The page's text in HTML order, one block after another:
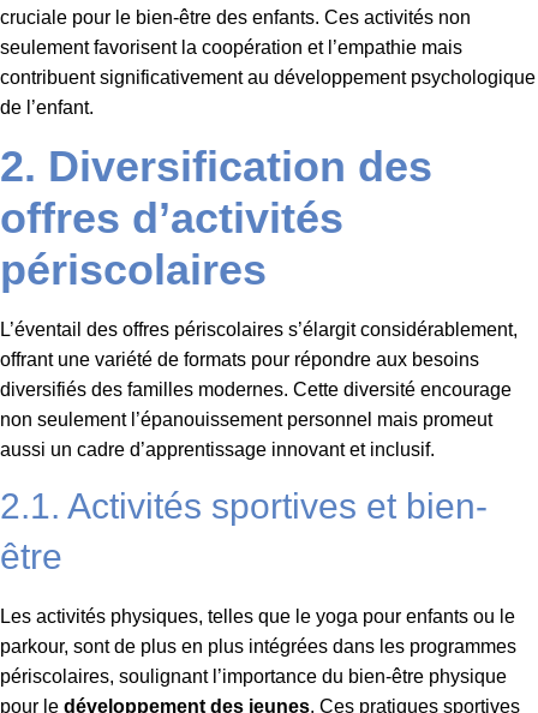
cruciale pour le bien-être des enfants. Ces activités non
seulement favorisent la coopération et l’empathie mais
contribuent significativement au développement psychologique
de l’enfant.
2. Diversification des
offres d’activités
périscolaires
L’éventail des offres périscolaires s’élargit considérablement,
offrant une variété de formats pour répondre aux besoins
diversifiés des familles modernes. Cette diversité encourage
non seulement l’épanouissement personnel mais promeut
aussi un cadre d’apprentissage innovant et inclusif.
2.1. Activités sportives et bien-
être
Les activités physiques, telles que le yoga pour enfants ou le
parkour, sont de plus en plus intégrées dans les programmes
périscolaires, soulignant l’importance du bien-être physique
pour le développement des jeunes. Ces pratiques sportives